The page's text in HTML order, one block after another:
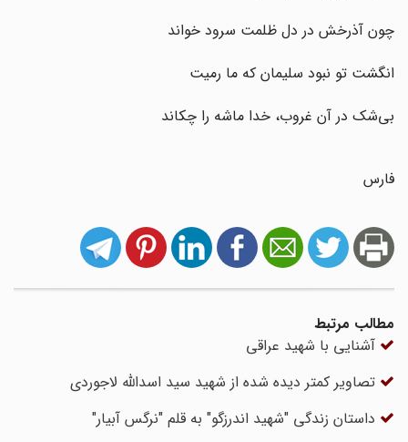
چون آذرخش در دل ظلمت سرود خواند
انگشت تو نبود سلیمان که ما رمیت
بی‌شک در آن غروب، خدا ماشه را چکاند
فارس
مطالب مرتبط
آشنایی با شهید عراقی
تصاویر کمتر دیده شده از شهید سید اسدالله لاجوردی
داستان زندگی "شهید اندرزگو" به قلم "نرگس آبیار"